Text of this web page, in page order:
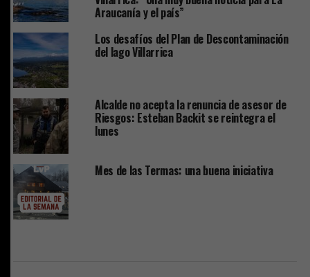
Araucanía y el país”
Los desafíos del Plan de Descontaminación
del lago Villarrica
Alcalde no acepta la renuncia de asesor de
Riesgos: Esteban Backit se reintegra el
lunes
Mes de las Termas: una buena iniciativa